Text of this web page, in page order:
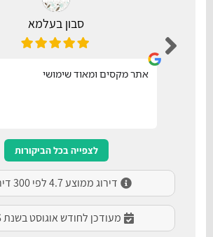
סבון בעלמא
אתר מקסים ומאוד שימושי
לצפייה בכל הביקורות
דירוג ממוצע 4.7 לפי 300 דירוגים
מעודכן לחודש אוגוסט בשנת 2026